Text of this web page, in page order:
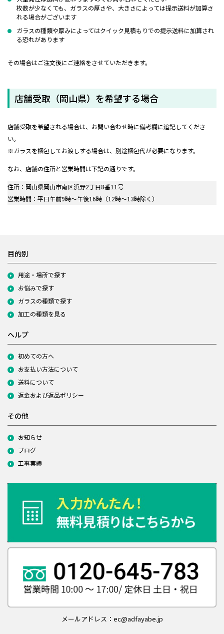
枚数が少なくても、ガラスの厚さや、大きさによっては提示送料が加算さ
れる場合がございます
ガラスの種類や厚みによってはクイック見積もりでの提示送料に加算され
る恐れがあります
その場合はご注文後にご連絡をさせていただきます。
店舗受取（岡山県）を希望する場合
店舗受取を希望される場合は、お問い合わせ時に備考欄に追記してくださ
い。
※ガラスを梱包してお渡しする場合は、別途梱包代が必要になります。
なお、店舗の住所と営業時間は下記の通りです。
住所：岡山県岡山市南区浜野2丁目8番11号
営業時間：平日午前9時～午後16時（12時～13時除く）
目的別
用途・場所で探す
お悩みで探す
ガラスの種類で探す
加工の種類を見る
ヘルプ
初めての方へ
お支払い方法について
送料について
返金および返品ポリシー
その他
お知らせ
ブログ
工事実績
メールアドレス：ec@adfayabe.jp